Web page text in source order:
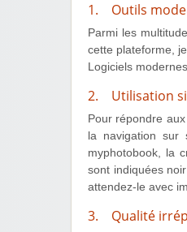
1. Outils
Parmi les
cette plateforme,
Logiciels
2. Utilisation
Pour répondre
la navigation sur
myphotobook, la
sont indiquées
attendez-le avec
3. Qualité